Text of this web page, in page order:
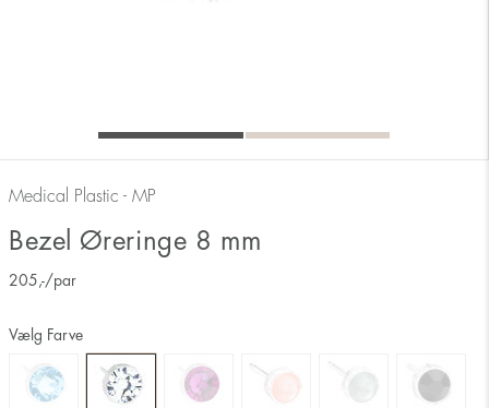
Medical Plastic - MP
Bezel Øreringe 8 mm
205 ,-/par
Vælg Farve